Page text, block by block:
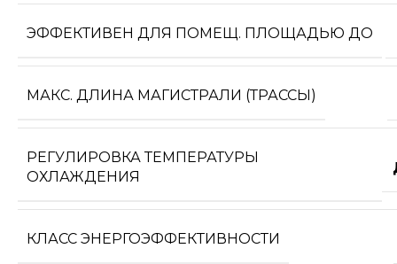
ЭФФЕКТИВЕН ДЛЯ ПОМЕЩ. ПЛОЩАДЬЮ ДО
МАКС. ДЛИНА МАГИСТРАЛИ (ТРАССЫ)
РЕГУЛИРОВКА ТЕМПЕРАТУРЫ
ОХЛАЖДЕНИЯ
КЛАСС ЭНЕРГОЭФФЕКТИВНОСТИ